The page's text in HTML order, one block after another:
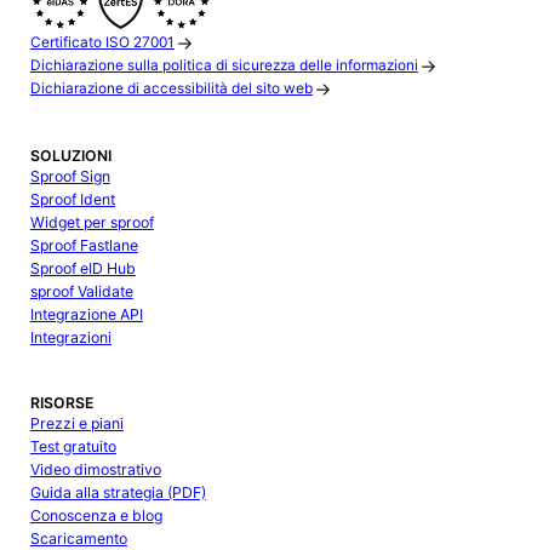
Certificato ISO 27001
Dichiarazione sulla politica di sicurezza delle informazioni
Dichiarazione di accessibilità del sito web
SOLUZIONI
Sproof Sign
Sproof Ident
Widget per sproof
Sproof Fastlane
Sproof eID Hub
sproof Validate
Integrazione API
Integrazioni
RISORSE
Prezzi e piani
Test gratuito
Video dimostrativo
Guida alla strategia (PDF)
Conoscenza e blog
Scaricamento